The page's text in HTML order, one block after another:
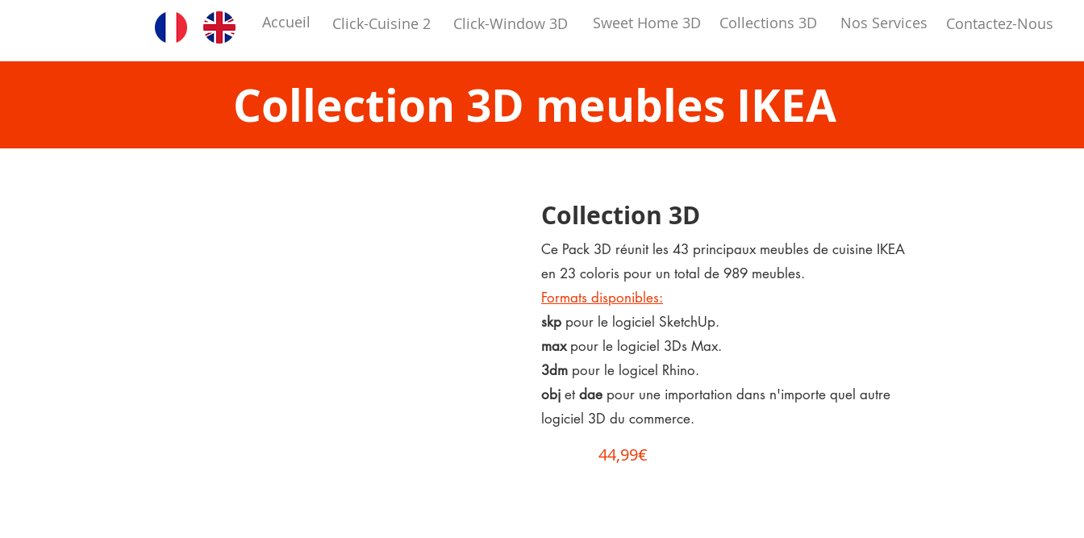
Accueil Click-Cuisine 2 Click-Window 3D Sweet Home 3D Collections 3D Nos Services Contactez-Nous
Collection 3D meubles IKEA
Collection 3D
Ce Pack 3D réunit les 43 principaux meubles de cuisine IKEA
en 23 coloris pour un total de 989 meubles.
Formats disponibles:
skp pour le logiciel SketchUp.
maxpour le logiciel 3Ds Max.
3dm pour le logicel Rhino.
obj etdae pour une importation dans n'importe quel autre
logiciel 3D du commerce.
44,99€